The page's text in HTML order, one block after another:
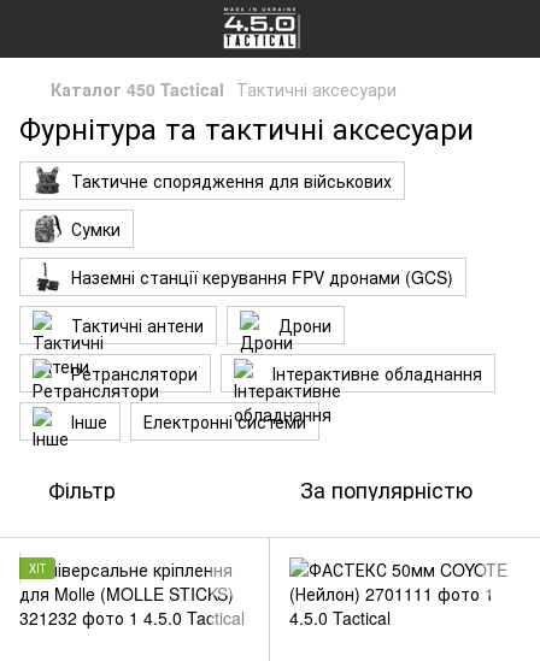
Каталог 450 Tactical Тактичні аксесуари
Фурнітура та тактичні аксесуари
Тактичне спорядження для військових
Сумки
Наземні станції керування FPV дронами (GCS)
Тактичні антени
Дрони
Ретранслятори
Інтерактивне обладнання
Інше
Електронні системи
Фільтр За популярністю
ХІТ